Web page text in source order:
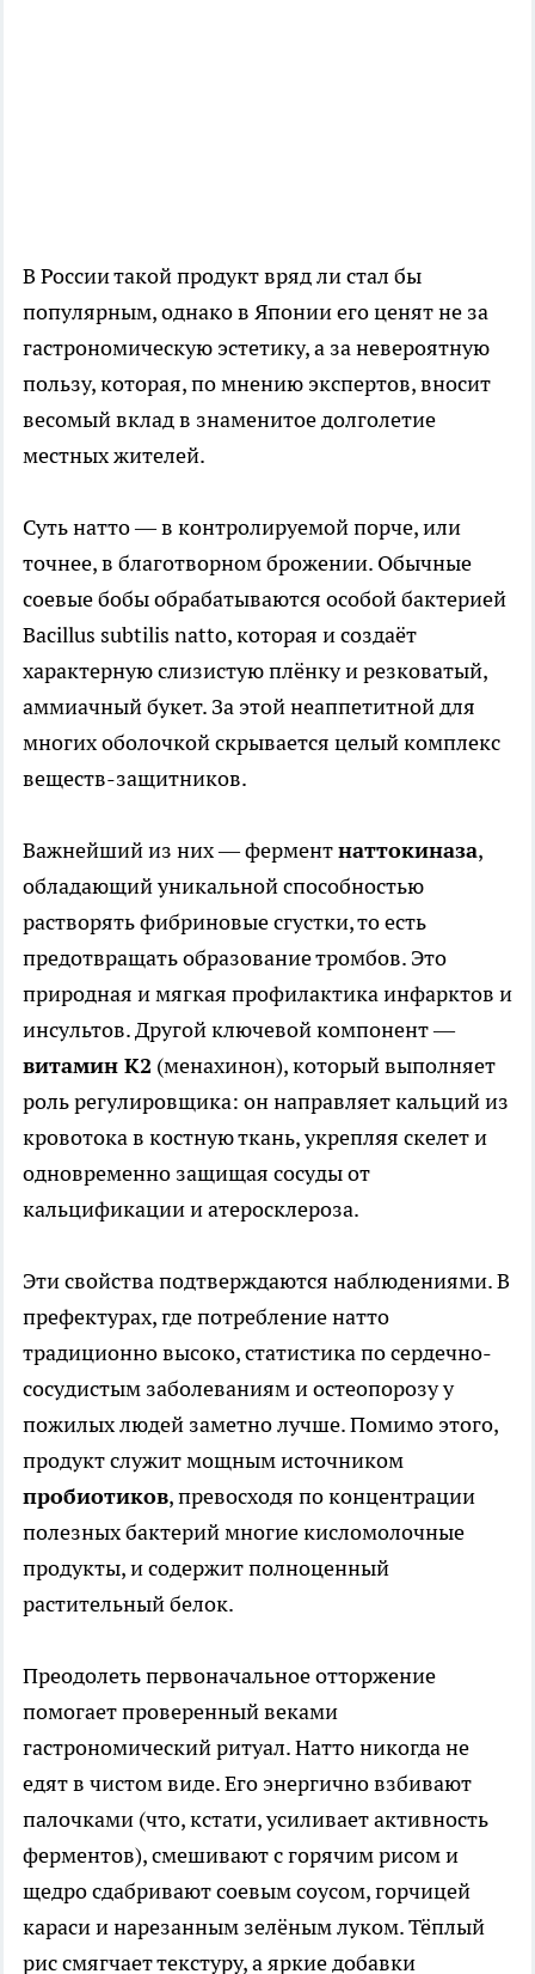
В России такой продукт вряд ли стал бы
популярным, однако в Японии его ценят не за
гастрономическую эстетику, а за невероятную
пользу, которая, по мнению экспертов, вносит
весомый вклад в знаменитое долголетие
местных жителей.
Суть натто — в контролируемой порче, или
точнее, в благотворном брожении. Обычные
соевые бобы обрабатываются особой бактерией
Bacillus subtilis natto, которая и создаёт
характерную слизистую плёнку и резковатый,
аммиачный букет. За этой неаппетитной для
многих оболочкой скрывается целый комплекс
веществ-защитников.
Важнейший из них — ферментнаттокиназа,
обладающий уникальной способностью
растворять фибриновые сгустки, то есть
предотвращать образование тромбов. Это
природная и мягкая профилактика инфарктов и
инсультов. Другой ключевой компонент —
витамин K2 (менахинон), который выполняет
роль регулировщика: он направляет кальций из
кровотока в костную ткань, укрепляя скелет и
одновременно защищая сосуды от
кальцификации и атеросклероза.
Эти свойства подтверждаются наблюдениями. В
префектурах, где потребление натто
традиционно высоко, статистика по сердечно-
сосудистым заболеваниям и остеопорозу у
пожилых людей заметно лучше. Помимо этого,
продукт служит мощным источником
пробиотиков, превосходя по концентрации
полезных бактерий многие кисломолочные
продукты, и содержит полноценный
растительный белок.
Преодолеть первоначальное отторжение
помогает проверенный веками
гастрономический ритуал. Натто никогда не
едят в чистом виде. Его энергично взбивают
палочками (что, кстати, усиливает активность
ферментов), смешивают с горячим рисом и
щедро сдабривают соевым соусом, горчицей
караси и нарезанным зелёным луком. Тёплый
рис смягчает текстуру, а яркие добавки